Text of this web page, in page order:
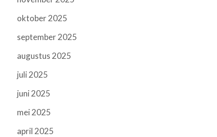
oktober 2025
september 2025
augustus 2025
juli 2025
juni 2025
mei 2025
april 2025